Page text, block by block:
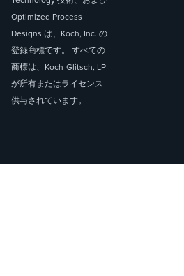
Optimized Process
Designs は、Koch, Inc. の
登録商標です。 すべての
商標は、Koch-Glitsch, LP
が所有またはライセンス
供与されています。